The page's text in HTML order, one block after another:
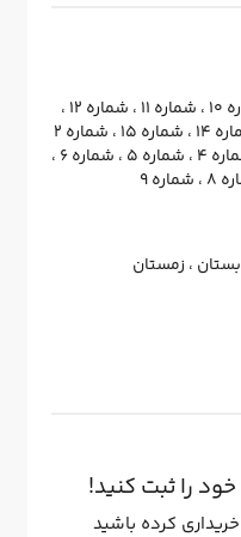
، شماره 11 ، شماره 12
،
14 ، شماره 15 ، شماره 2
4 ، شماره 5 ، شماره 6
،
8 ، شماره 9
، زمستان
را ثبت کنید!
کرده باشید